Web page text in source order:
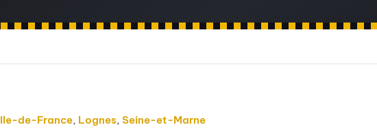
Ile-de-France, Lognes, Seine-et-Marne